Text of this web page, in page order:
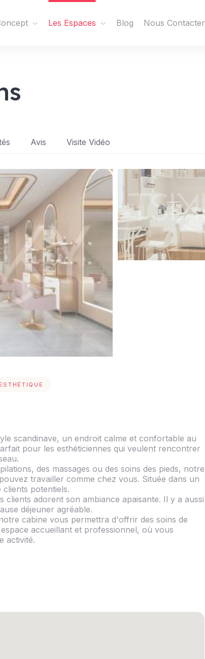
Les Espaces Blog Nous Contacter
Avis Visite Vidéo
scandinave, un endroit calme et confortable au
pour les esthéticiennes qui veulent rencontrer
des massages ou des soins des pieds, notre
travailler comme chez vous. Située dans un
potentiels.
adorent son ambiance apaisante. Il y a aussi
déjeuner agréable.
cabine vous permettra d'offrir des soins de
accueillant et professionnel, où vous
activité.